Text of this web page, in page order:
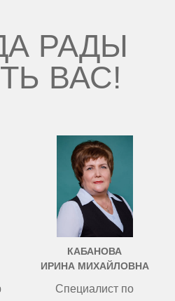
РАДЫ
ВАС!
КАБАНОВА
ИРИНА МИХАЙЛОВНА
Специалист по